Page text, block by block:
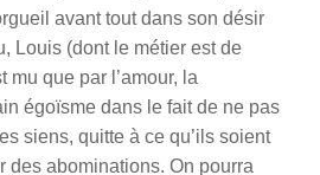
avant tout dans son désir
Louis (dont le métier est de
mu que par l’amour, la
égoïsme dans le fait de ne pas
siens, quitte à ce qu’ils soient
des abominations. On pourra